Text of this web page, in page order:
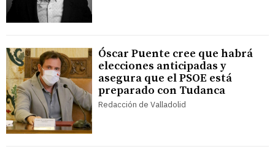
Óscar Puente cree que habrá
elecciones anticipadas y
asegura que el PSOE está
preparado con Tudanca
Redacción de Valladolid